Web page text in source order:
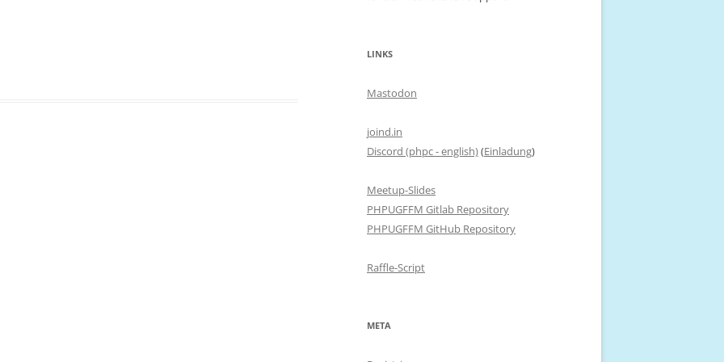
LINKS
Mastodon
joind.in
Discord (phpc - english)(Einladung)
Meetup-Slides
PHPUGFFM Gitlab Repository
PHPUGFFM GitHub Repository
Raffle-Script
META